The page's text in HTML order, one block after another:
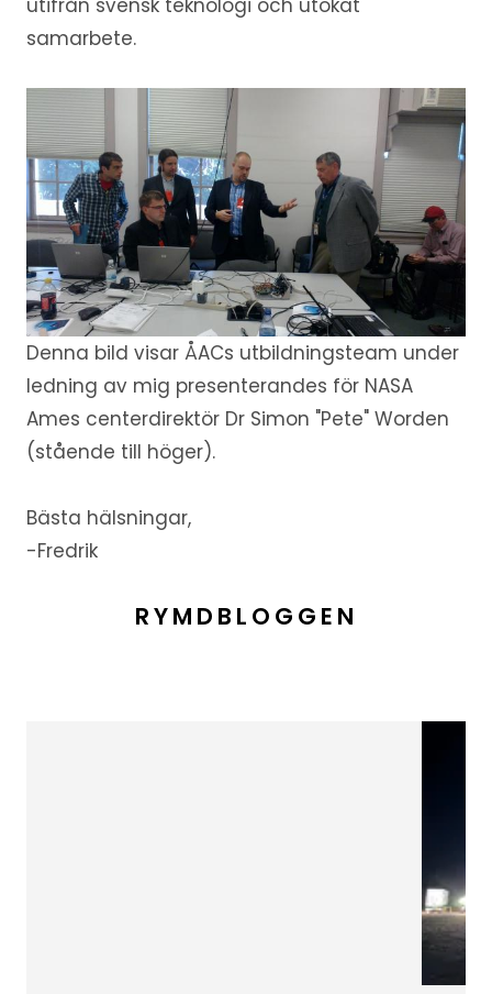
utifrån svensk teknologi och utökat
samarbete.
Denna bild visar ÅACs utbildningsteam under
ledning av mig presenterandes för NASA
Ames centerdirektör Dr Simon "Pete" Worden
(stående till höger).
Bästa hälsningar,
-Fredrik
RYMDBLOGGEN